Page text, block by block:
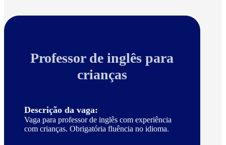
Professor de inglês para
crianças
Descrição da vaga:
Vaga para professor de inglês com experiência
com crianças. Obrigatória fluência no idioma.